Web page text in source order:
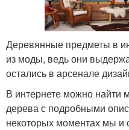
Деревянные предметы в
из моды, ведь они
остались в арсенале
В интернете можно найти
дерева с подробными
некоторых моментах мы и